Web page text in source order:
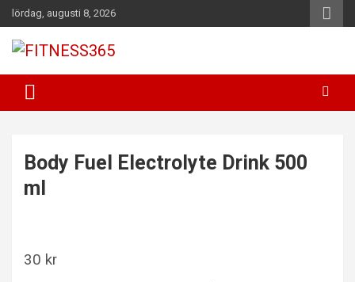
Hoppa
till
innehåll
lördag, augusti 8, 2026
FITNESS365
Body Fuel Electrolyte Drink 500
ml
30 kr